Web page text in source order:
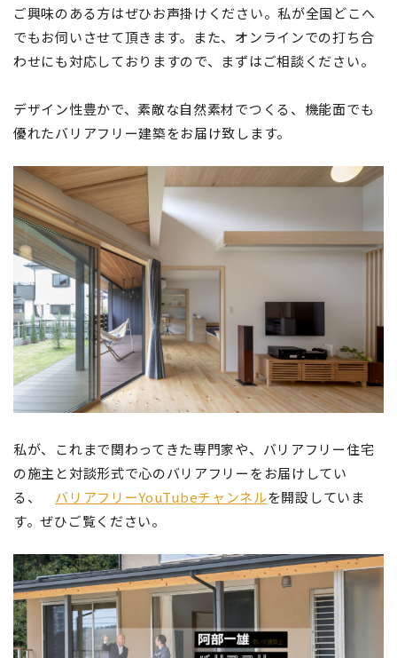
ご興味のある方はぜひお声掛けください。私が全国どこへ
でもお伺いさせて頂きます。また、オンラインでの打ち合
わせにも対応しておりますので、まずはご相談ください。
デザイン性豊かで、素敵な自然素材でつくる、機能面でも
優れたバリアフリー建築をお届け致します。
私が、これまで関わってきた専門家や、バリアフリー住宅
の施主と対談形式で心のバリアフリーをお届けしてい
る、 バリアフリーYouTubeチャンネルを開設していま
す。ぜひご覧ください。